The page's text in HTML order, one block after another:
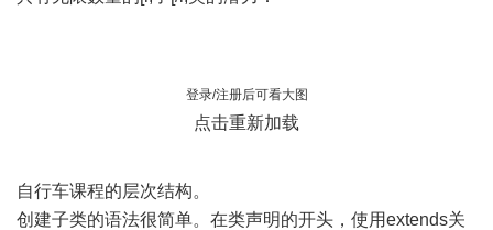
登录/注册后可看大图
点击重新加载
自行车课程的层次结构。
创建子类的语法很简单。在类声明的开头，使用extends关